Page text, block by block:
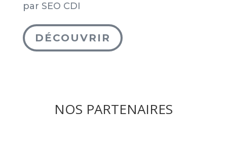
par SEO CDI
DÉCOUVRIR
NOS PARTENAIRES